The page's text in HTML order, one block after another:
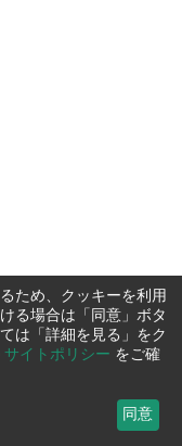
ため、クッキーを利用
る場合は「同意」ボタ
は「詳細を見る」をク
サイトポリシー をご確
同意